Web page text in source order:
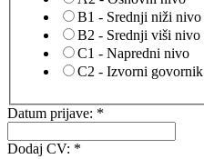
B1 - Srednji niži nivo
B2 - Srednji viši nivo
C1 - Napredni nivo
C2 - Izvorni govornik
i
Nivo
Datum prijave: *
Dodaj CV: *